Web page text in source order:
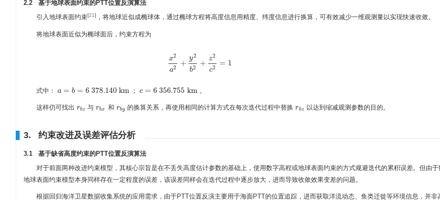
2.2 基于地球表面约束的PTT位置反演算法
引入地球表面约束[21] ，将地球近似成椭球体，通过椭球方程将高度信息用精度、纬度信息进行换算，可有效减少一维观测量以实现快速收敛。
将地球表面近似为椭球面后，约束方程为
x2
a2 +
y2
b2 +
z2
c2 = 1
x2 a2+y2b 2+ z2c 2=1
式中： a = b = 6 378.140 km
a=b=6 378.140km ； c = 6 356.755 km
c=6356.755km 。
这样仍可找出 rbz
rbz 与rbx
rbx 和 rby
rby 的换算关系，再使用相同的计算方式在每次迭代过程中替换rbz
rbz 以达到缩减观测参数的目的。
3. 约束改进及误差评估分析
3.1 基于缺省高度约束的PTT位置反演算法
对于前面两种改进约束模型，其核心宗旨是在不丢失高度估计参数的基础上，使用数字高程或地球表面约束的方式规避迭代的累积误差。但由
地球表面约束模型本身同样存在一定程度的误差，该误差同样会在迭代过程中逐步放大，进而导致收敛效果变差的问题。
根据回归海洋卫星数据收集系统的应用需求，由于PTT位置反演主要用于海面PTT的位置追踪，进而获取洋流动态、鱼类迁徙等环境信息，并非